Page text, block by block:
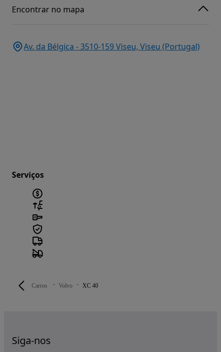
Carros Volvo XC 40
Encontrar no mapa
Av. da Bélgica - 3510-159 Viseu, Viseu (Portugal)
Serviços
Siga-nos